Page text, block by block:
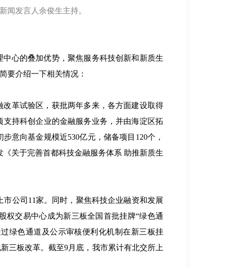
闻发言人余俊生主持。
心的叠加优势，聚焦服务科技创新和新质生
要介绍一下相关情况：
革试验区，获批两年多来，各方面建设取得
持科创企业的金融服务业务，并由海淀区拓
意向基金规模近530亿元，储备项目120个，
关于完善首都科技金融服务体系 助推新质生
公司11家。同时，聚焦科技企业融资和发展
权交易中心成为新三板全国首批挂牌“绿色通
绿色通道及公示审核便利化机制在新三板挂
三板改革。截至9月底，我市累计有北交所上